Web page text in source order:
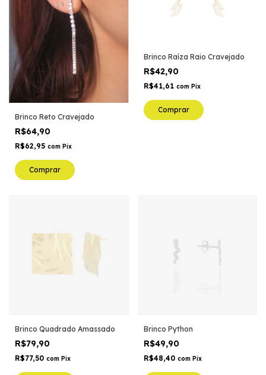
Brinco Reto Cravejado
R$64,90
R$62,95 com Pix
Comprar
Brinco Raíza Raio Cravejado
R$42,90
R$41,61 com Pix
Comprar
Brinco Quadrado Amassado
R$79,90
R$77,50 com Pix
Brinco Python
R$49,90
R$48,40 com Pix